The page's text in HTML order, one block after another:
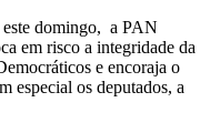
este domingo, a PAN
em risco a integridade da
e encoraja o
especial os deputados, a